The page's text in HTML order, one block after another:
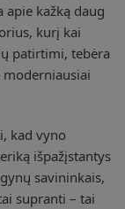
apie kažką daug
kurį kai
patirtimi, tebėra
kad vyno
išpažįstantys
savininkais,
supranti – tai